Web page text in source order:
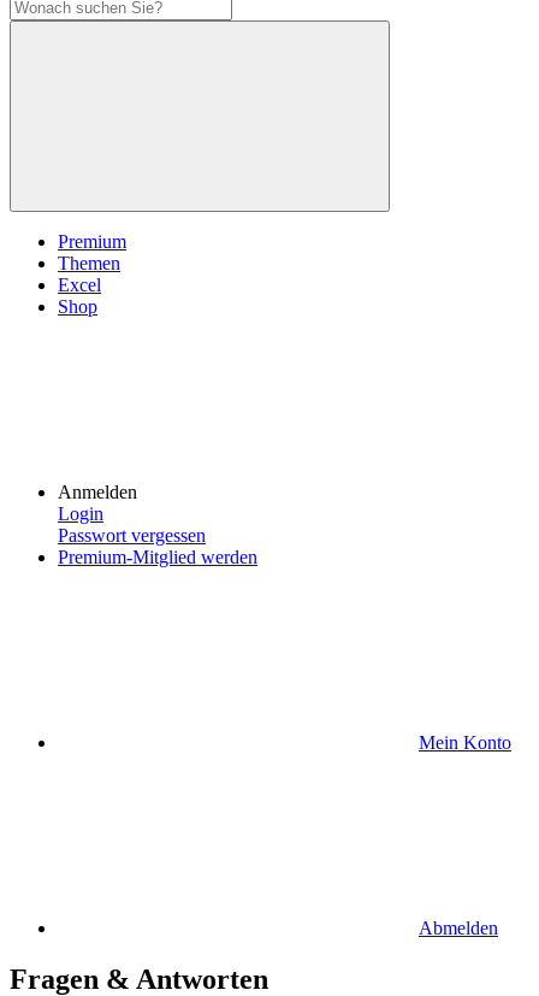
Premium
Themen
Excel
Shop
Anmelden
Login
Passwort vergessen
Premium-Mitglied werden
Mein Konto
Abmelden
Fragen & Antworten